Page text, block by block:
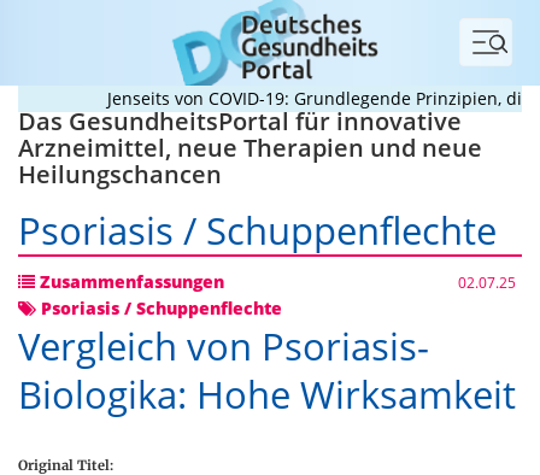
Menü
Jenseits von COVID-19: Grundlegende Prinzipien, die
Das GesundheitsPortal für innovative
Arzneimittel, neue Therapien und neue
Heilungschancen
Psoriasis / Schuppenflechte
Zusammenfassungen 02.07.25
Psoriasis / Schuppenflechte
Vergleich von Psoriasis-
Biologika: Hohe Wirksamkeit
Original Titel: